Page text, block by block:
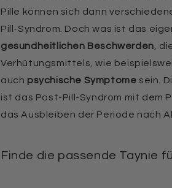
Pille können sich dann
Pill-Syndrom. Doch was ist das
gesundheitlichen Beschwerden ,
Verhütungsmittels, wie
auch psychische Symptome sein.
ist das Post-Pill-Syndrom mit dem
das Ausbleiben der Periode nach
Finde die passende Taynie